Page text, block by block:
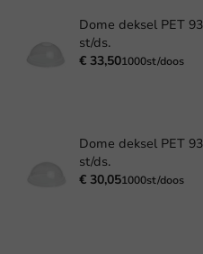
Dome deksel PET
st/ds.
€ 33,501000st/doos
Dome deksel PET
st/ds.
€ 30,051000st/doos